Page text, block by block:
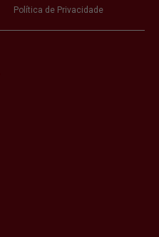
Política de Privacidade